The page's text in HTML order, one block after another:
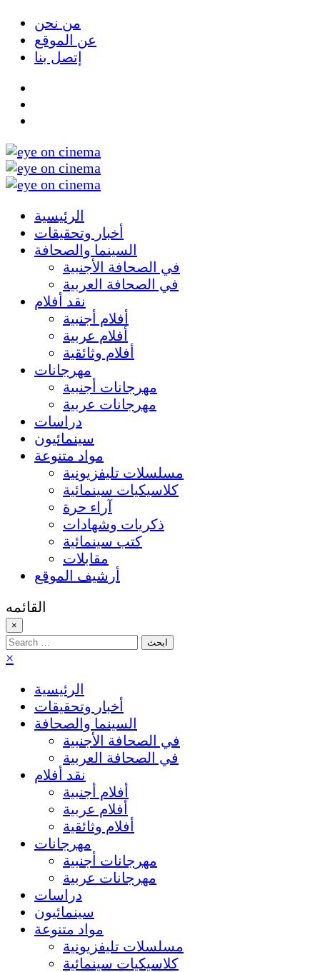
من نحن
عن الموقع
إتصل بنا
الرئيسية
أخبار وتحقيقات
السينما والصحافة
في الصحافة الأجنبية
في الصحافة العربية
نقد أفلام
أفلام أجنبية
أفلام عربية
أفلام وثائقية
مهرجانات
مهرجانات أجنبية
مهرجانات عربية
دراسات
سينمائيون
مواد متنوعة
مسلسلات تليفزيونية
كلاسيكيات سينمائية
آراء حرة
ذكريات وشهادات
كتب سينمائية
مقابلات
أرشيف الموقع
القائمه
×
Search
for:
×
الرئيسية
أخبار وتحقيقات
السينما والصحافة
في الصحافة الأجنبية
في الصحافة العربية
نقد أفلام
أفلام أجنبية
أفلام عربية
أفلام وثائقية
مهرجانات
مهرجانات أجنبية
مهرجانات عربية
دراسات
سينمائيون
مواد متنوعة
مسلسلات تليفزيونية
كلاسيكيات سينمائية